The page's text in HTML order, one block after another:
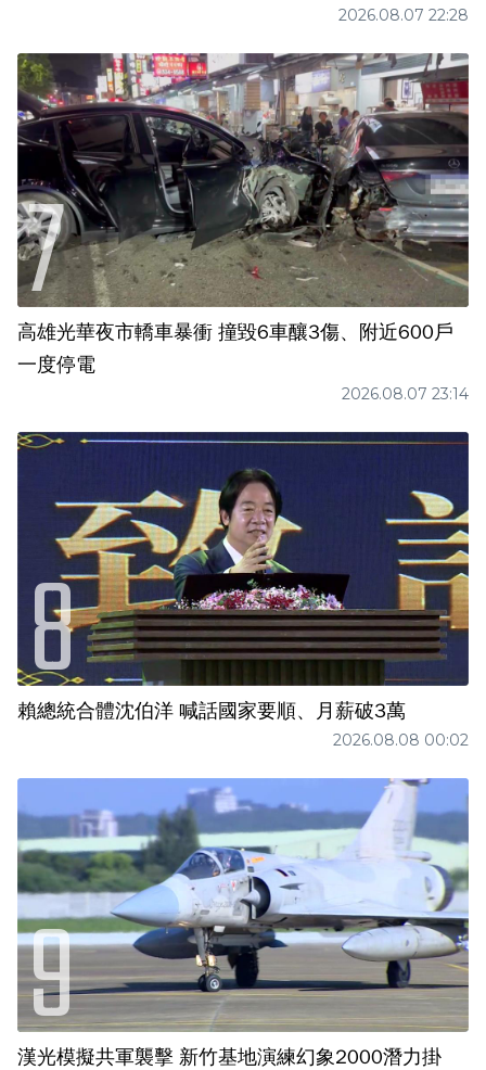
2026.08.07 22:28
高雄光華夜市轎車暴衝 撞毀6車釀3傷、附近600戶
一度停電
2026.08.07 23:14
賴總統合體沈伯洋 喊話國家要順、月薪破3萬
2026.08.08 00:02
漢光模擬共軍襲擊 新竹基地演練幻象2000潛力掛